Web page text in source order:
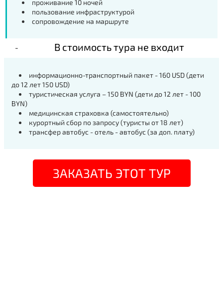
проживание 10 ночей
пользование инфраструктурой
сопровождение на маршруте
В стоимость тура не входит
информационно-транспортный пакет - 160 USD (дети
до 12 лет 150 USD)
туристическая услуга – 150 BYN (дети до 12 лет - 100
BYN)
медицинская страховка (самостоятельно)
курортный сбор по запросу (туристы от 18 лет)
трансфер автобус - отель - автобус (за доп. плату)
ЗАКАЗАТЬ ЭТОТ ТУР